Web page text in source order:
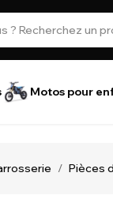
Motos pour
/ Pièces